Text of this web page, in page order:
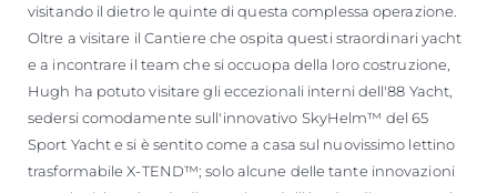
visitando il dietro le quinte di questa complessa operazione.
Oltre a visitare il Cantiere che ospita questi straordinari yacht
e a incontrare il team che si occuopa della loro costruzione,
Hugh ha potuto visitare gli eccezionali interni dell'88 Yacht,
sedersi comodamente sull'innovativo SkyHelm™ del 65
Sport Yacht e si è sentito come a casa sul nuovissimo lettino
trasformabile X-TEND™; solo alcune delle tante innovazioni